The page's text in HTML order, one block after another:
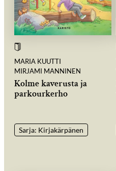
MARIA KUUTTI
MIRJAMI MANNINEN
Kolme kaverusta ja
parkourkerho
Sarja: Kirjakärpänen